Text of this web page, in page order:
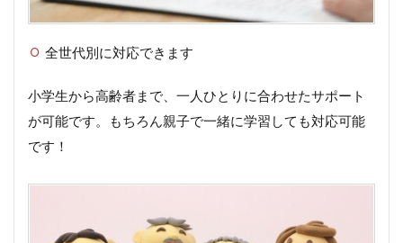
全世代別に対応できます
小学生から高齢者まで、一人ひとりに合わせたサポート
が可能です。もちろん親子で一緒に学習しても対応可能
です！